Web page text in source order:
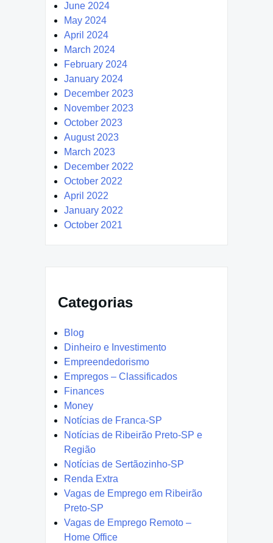
June 2024
May 2024
April 2024
March 2024
February 2024
January 2024
December 2023
November 2023
October 2023
August 2023
March 2023
December 2022
October 2022
April 2022
January 2022
October 2021
Categorias
Blog
Dinheiro e Investimento
Empreendedorismo
Empregos – Classificados
Finances
Money
Notícias de Franca-SP
Notícias de Ribeirão Preto-SP e
Região
Notícias de Sertãozinho-SP
Renda Extra
Vagas de Emprego em Ribeirão
Preto-SP
Vagas de Emprego Remoto –
Home Office